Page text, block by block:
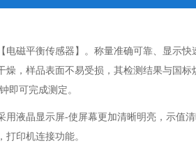
电磁平衡传感器】。称量准确可靠、显示
燥，样品表面不易受损，其检测结果与国
即可完成测定。
用液晶显示屏-使屏幕更加清晰明亮，示值
印机连接功能。